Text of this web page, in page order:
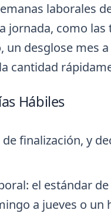
laborales
jornada, como
desglose mes
cantidad
Hábiles
finalización, y
el estándar
a jueves o un